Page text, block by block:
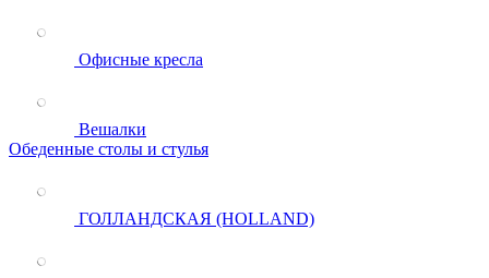
Офисные кресла
Вешалки
Обеденные столы и стулья
ГОЛЛАНДСКАЯ (HOLLAND)